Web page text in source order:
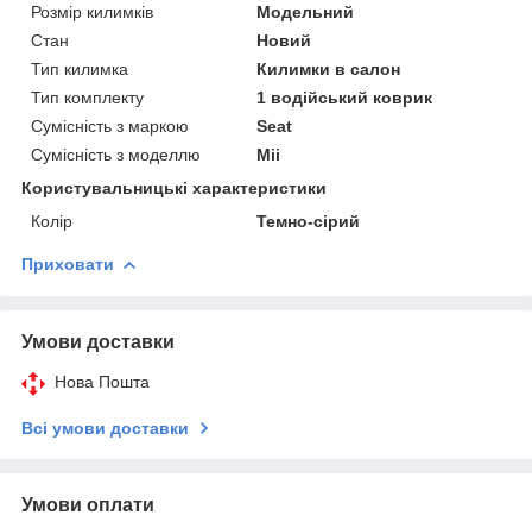
Розмір килимків
Модельний
Стан
Новий
Тип килимка
Килимки в салон
Тип комплекту
1 водійський коврик
Сумісність з маркою
Seat
Сумісність з моделлю
Mii
Користувальницькі характеристики
Колір
Темно-сірий
Приховати
Умови доставки
Нова Пошта
Всі умови доставки
Умови оплати